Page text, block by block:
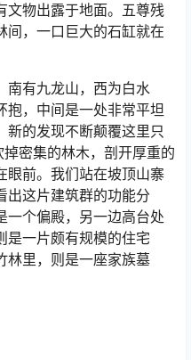
文物出露于地面。五尊残
间，一口巨大的石缸就在
南有九龙山，西为白水
抱，中间是一处非常平坦
新的发现不断颠覆这里只
密集的林木，剖开厚重的
眼前。我们站在坡顶山寨
出这片建筑群的功能分
一个偏殿，另一边高台处
是一片颇有规模的住宅
林里，则是一座家族墓